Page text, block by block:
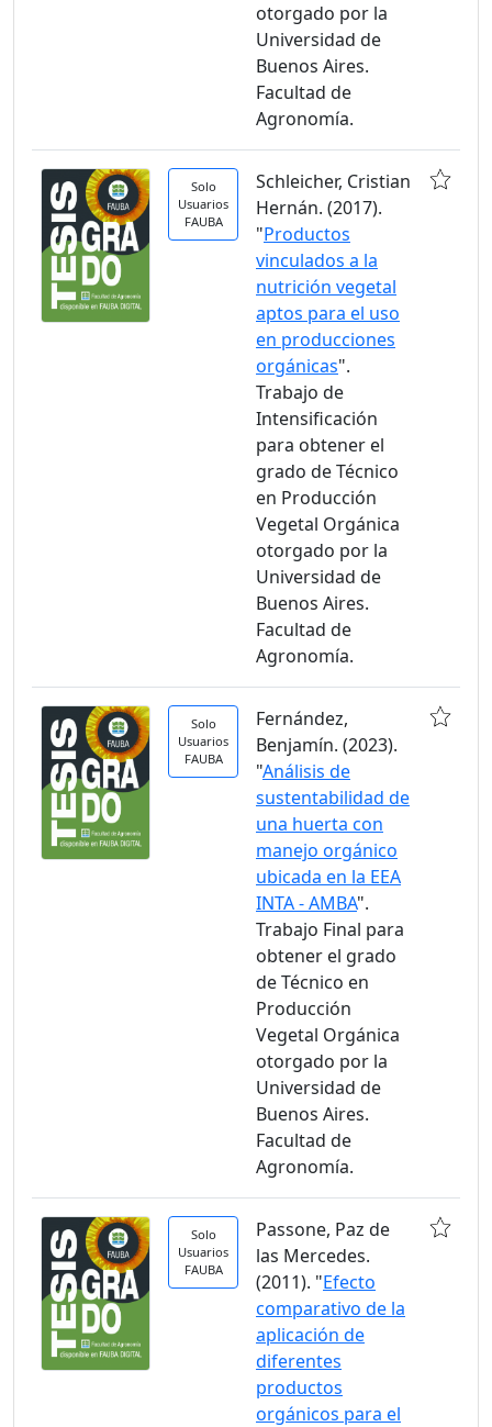
otorgado por la
Universidad de
Buenos Aires.
Facultad de
Agronomía.
Solo
Usuarios
FAUBA
Schleicher, Cristian
Hernán. (2017).
"Productos
vinculados a la
nutrición vegetal
aptos para el uso
en producciones
orgánicas".
Trabajo de
Intensificación
para obtener el
grado de Técnico
en Producción
Vegetal Orgánica
otorgado por la
Universidad de
Buenos Aires.
Facultad de
Agronomía.
Solo
Usuarios
FAUBA
Fernández,
Benjamín. (2023).
"Análisis de
sustentabilidad de
una huerta con
manejo orgánico
ubicada en la EEA
INTA - AMBA".
Trabajo Final para
obtener el grado
de Técnico en
Producción
Vegetal Orgánica
otorgado por la
Universidad de
Buenos Aires.
Facultad de
Agronomía.
Solo
Usuarios
FAUBA
Passone, Paz de
las Mercedes.
(2011). "Efecto
comparativo de la
aplicación de
diferentes
productos
orgánicos para el